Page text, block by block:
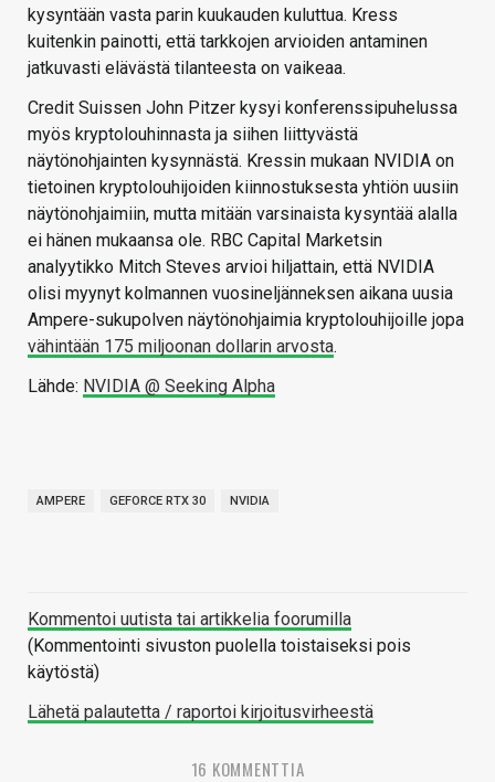
kysyntään vasta parin kuukauden kuluttua. Kress
kuitenkin painotti, että tarkkojen arvioiden antaminen
jatkuvasti elävästä tilanteesta on vaikeaa.
Credit Suissen John Pitzer kysyi konferenssipuhelussa
myös kryptolouhinnasta ja siihen liittyvästä
näytönohjainten kysynnästä. Kressin mukaan NVIDIA on
tietoinen kryptolouhijoiden kiinnostuksesta yhtiön uusiin
näytönohjaimiin, mutta mitään varsinaista kysyntää alalla
ei hänen mukaansa ole. RBC Capital Marketsin
analyytikko Mitch Steves arvioi hiljattain, että NVIDIA
olisi myynyt kolmannen vuosineljänneksen aikana uusia
Ampere-sukupolven näytönohjaimia kryptolouhijoille jopa
vähintään 175 miljoonan dollarin arvosta.
Lähde: NVIDIA @ Seeking Alpha
AMPERE GEFORCE RTX 30 NVIDIA
Kommentoi uutista tai artikkelia foorumilla
(Kommentointi sivuston puolella toistaiseksi pois
käytöstä)
Lähetä palautetta / raportoi kirjoitusvirheestä
16 KOMMENTTIA